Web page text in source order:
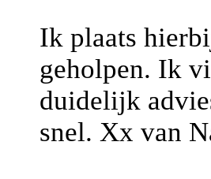
Ik plaats
geholpen. Ik
duidelijk
snel. Xx van